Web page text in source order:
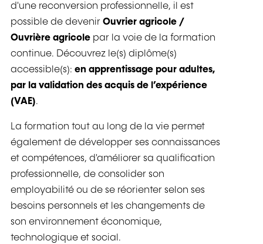
d'une reconversion professionnelle, il est
possible de devenir Ouvrier agricole /
Ouvrière agricole par la voie de la formation
continue. Découvrez le(s) diplôme(s)
accessible(s): en apprentissage pour adultes,
par la validation des acquis de l’expérience
(VAE).
La formation tout au long de la vie permet
également de développer ses connaissances
et compétences, d'améliorer sa qualification
professionnelle, de consolider son
employabilité ou de se réorienter selon ses
besoins personnels et les changements de
son environnement économique,
technologique et social.